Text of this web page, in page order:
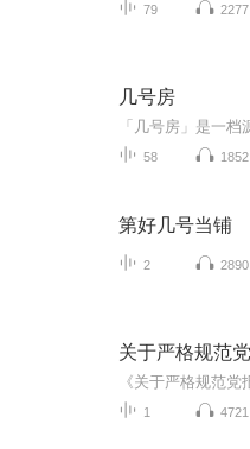
79 2277
几号房
58 1852
第好几号当铺
2 2890
1 4721